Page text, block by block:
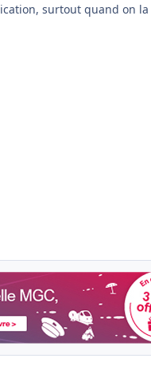
surtout quand on la